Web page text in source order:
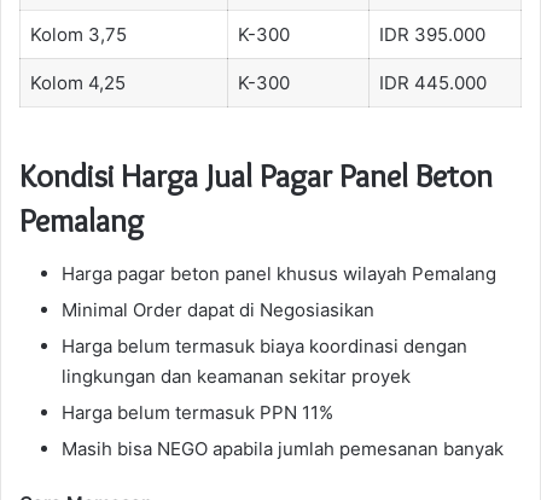
Kolom 3,75 K-300 IDR 395.000
Kolom 4,25 K-300 IDR 445.000
Kondisi Harga Jual Pagar Panel Beton
Pemalang
Harga pagar beton panel khusus wilayah Pemalang
Minimal Order dapat di Negosiasikan
Harga belum termasuk biaya koordinasi dengan
lingkungan dan keamanan sekitar proyek
Harga belum termasuk PPN 11%
Masih bisa NEGO apabila jumlah pemesanan banyak